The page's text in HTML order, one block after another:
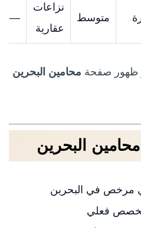
متوسط
نزاعات
عقارية
—
ظهور صفحة محامين البحرين
البحرين